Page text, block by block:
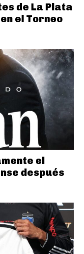
de La Plata
el Torneo
el
después